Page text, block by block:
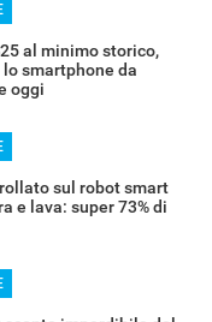
al minimo storico,
smartphone da
oggi
sul robot smart
e lava: super 73% di